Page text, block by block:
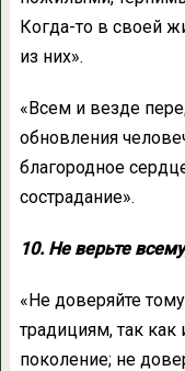
Когда-то в своей
из них».
«Всем и везде
обновления
благородное
сострадание».
10. Не верьте
«Не доверяйте
традициям, так как
поколение; не